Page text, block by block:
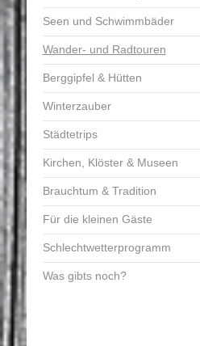
Seen und Schwimmbäder
Wander- und Radtouren
Berggipfel & Hütten
Winterzauber
Städtetrips
Kirchen, Klöster & Museen
Brauchtum & Tradition
Für die kleinen Gäste
Schlechtwetterprogramm
Was gibts noch?